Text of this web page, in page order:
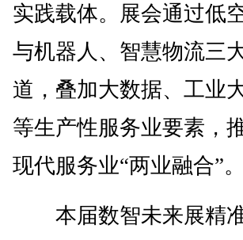
实践载体。展会通过低
与机器人、智慧物流三
道，叠加大数据、工业
等生产性服务业要素，
现代服务业“两业融合”。
本届数智未来展精准